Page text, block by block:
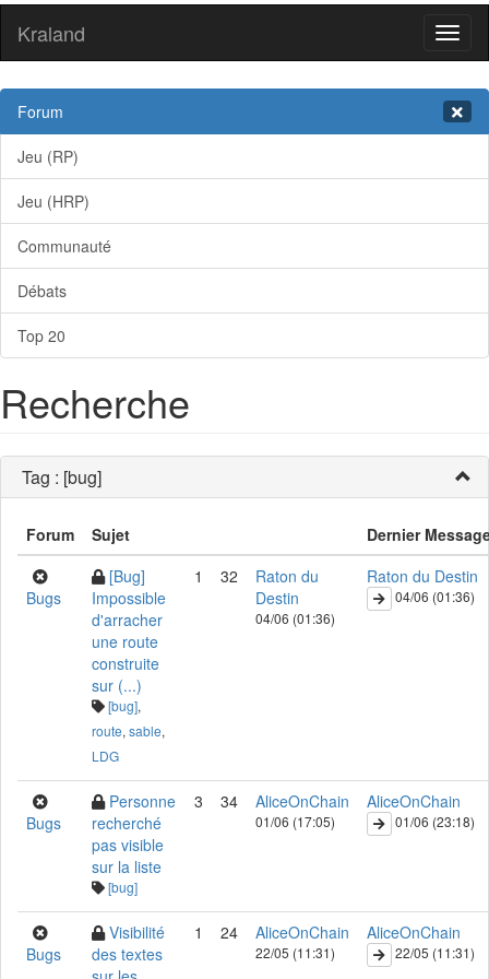
Kraland
Forum
Jeu (RP)
Jeu (HRP)
Communauté
Débats
Top 20
Recherche
Tag : [bug]
Forum Sujet Dernier
Bugs
[Bug]
Impossible
d'arracher
une route
construite
sur (...)
[bug],
route, sable,
LDG
1 32
Raton du
Destin
04/06 (01:36)
Raton du Destin
04/06 (01:36)
Bugs
Personne
recherché
pas visible
sur la liste
[bug]
3 34 AliceOnChain
01/06 (17:05)
AliceOnChain
01/06 (23:18)
Bugs
Visibilité
des textes
1 24 AliceOnChain
22/05 (11:31)
AliceOnChain
22/05 (11:31)